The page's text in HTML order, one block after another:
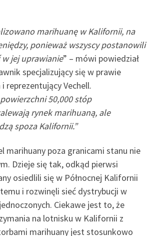
marihuanę w Kalifornii, na
ponieważ wszyscy postanowili
w jej uprawianie” – mówi powiedział
specjalizujący się w prawie
reprezentujący Vechell.
50,000 stóp
rynek marihuaną, ale
spoza Kalifornii.”
marihuany poza granicami stanu nie
Dzieje się tak, odkąd pierwsi
osiedlili się w Północnej Kalifornii
i rozwinęli sieć dystrybucji w
Ciekawe jest to, że
na lotnisku w Kalifornii z
marihuany jest stosunkowo